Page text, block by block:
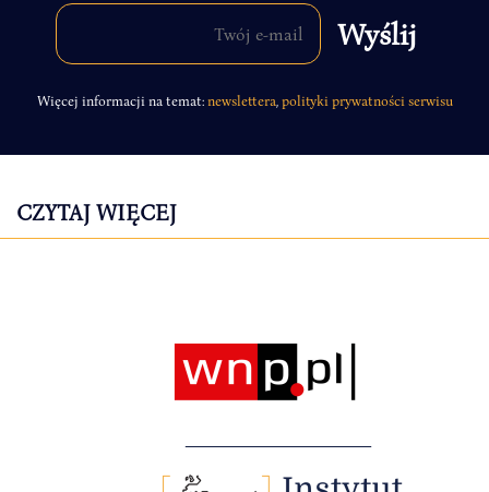
Więcej informacji na temat:newslettera polityki prywatności serwisu
CZYTAJ WIĘCEJ